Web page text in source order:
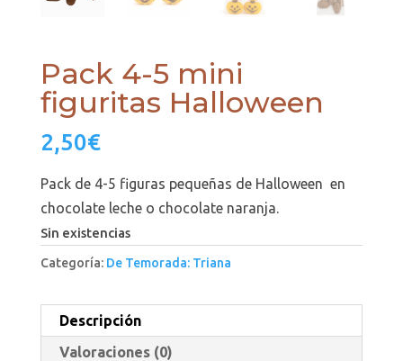
Pack 4-5 mini
figuritas Halloween
2,50€
Pack de 4-5 figuras pequeñas de Halloween en
chocolate leche o chocolate naranja.
Sin existencias
Categoría: De Temorada: Triana
Descripción
Valoraciones (0)